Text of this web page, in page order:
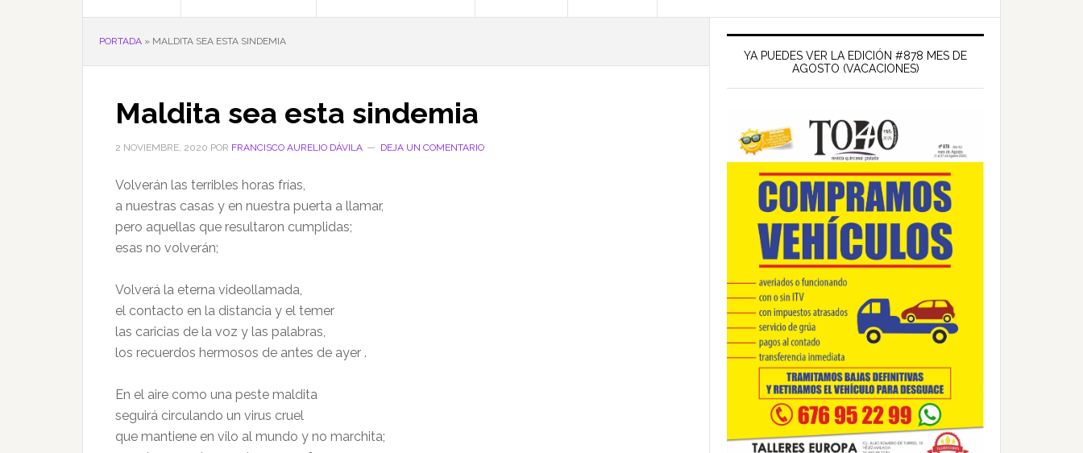
PORTADA » MALDITA SEA ESTA SINDEMIA
Maldita sea esta sindemia
2 NOVIEMBRE, 2020 POR FRANCISCO AURELIO DÁVILA DEJA UN COMENTARIO
Volverán las terribles horas frías,
a nuestras casas y en nuestra puerta a llamar,
pero aquellas que resultaron cumplidas;
esas no volverán;
Volverá la eterna videollamada,
el contacto en la distancia y el temer
las caricias de la voz y las palabras,
los recuerdos hermosos de antes de ayer .
En el aire como una peste maldita
seguirá circulando un virus cruel
que mantiene en vilo al mundo y no marchita;
Barra
lateral
principal
YA PUEDES VER LA EDICIÓN #878 MES DE
AGOSTO (VACACIONES)